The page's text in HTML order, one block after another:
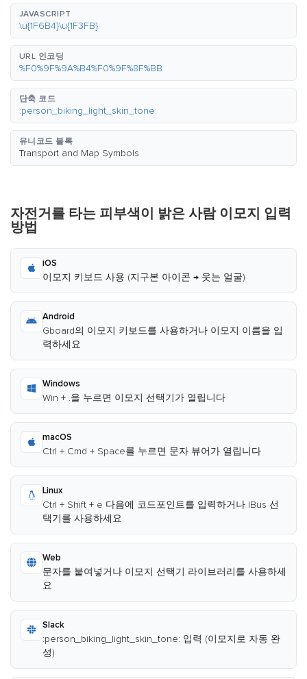
JAVASCRIPT
\u{1F6B4}\u{1F3FB}
URL 인코딩
%F0%9F%9A%B4%F0%9F%8F%BB
단축 코드
:person_biking_light_skin_tone:
유니코드 블록
Transport and Map Symbols
자전거를 타는 피부색이 밝은 사람 이모지 입력
방법
iOS
이모지 키보드 사용 (지구본 아이콘 → 웃는 얼굴)
Android
Gboard의 이모지 키보드를 사용하거나 이모지 이름을 입
력하세요
Windows
Win + .을 누르면 이모지 선택기가 열립니다
macOS
Ctrl + Cmd + Space를 누르면 문자 뷰어가 열립니다
Linux
Ctrl + Shift + e 다음에 코드포인트를 입력하거나 IBus 선
택기를 사용하세요
Web
문자를 붙여넣거나 이모지 선택기 라이브러리를 사용하세
요
Slack
:person_biking_light_skin_tone: 입력 (이모지로 자동 완
성)